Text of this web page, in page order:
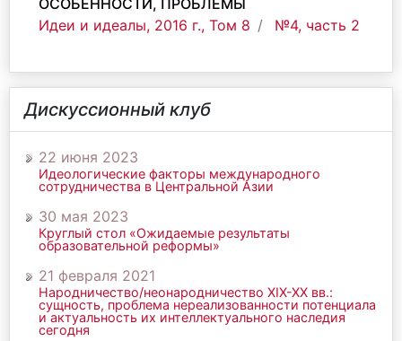
ОСОБЕННОСТИ, ПРОБЛЕМЫ
Идеи и идеалы, 2016 г., Том 8
№4, часть 2
Дискуссионный клуб
22 июня 2023
Идеологические факторы международного
сотрудничества в Центральной Азии
30 мая 2023
Круглый стол «Ожидаемые результаты
образовательной реформы»
21 февраля 2021
Народничество/неонародничество ХIХ-ХХ вв.:
сущность, проблема нереализованности потенциала
и актуальность их интеллектуального наследия
сегодня